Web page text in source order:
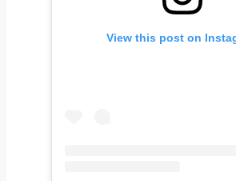
View this post on